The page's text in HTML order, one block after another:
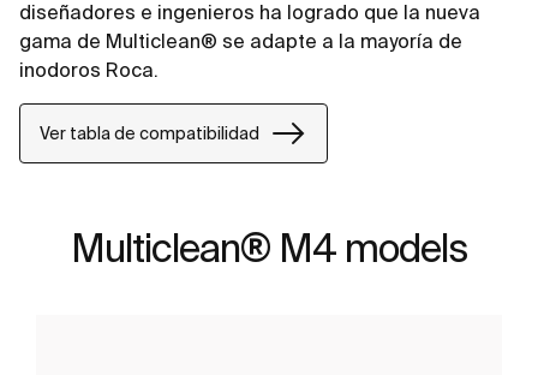
diseñadores e ingenieros ha logrado que la nueva
gama de Multiclean® se adapte a la mayoría de
inodoros Roca.
Ver tabla de compatibilidad
Multiclean® M4 models